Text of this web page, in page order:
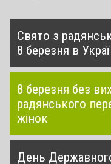
Свято з
8 березня в
8 березня без
радянського
жінок
День